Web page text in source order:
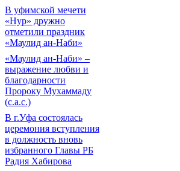
В уфимской мечети
«Нур» дружно
отметили праздник
«Маулид ан-Наби»
«Маулид ан-Наби» –
выражение любви и
благодарности
Пророку Мухаммаду
(с.а.с.)
В г.Уфа состоялась
церемония вступления
в должность вновь
избранного Главы РБ
Радия Хабирова